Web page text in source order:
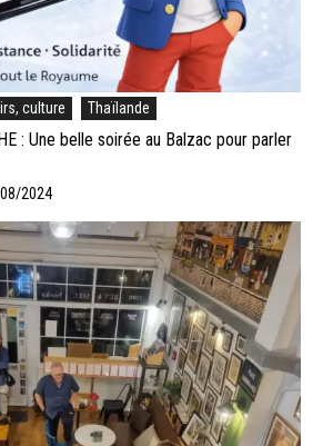
culture Thaïlande
: Une belle soirée au Balzac pour parler
2024